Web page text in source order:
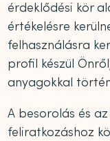
érdeklődési kör
értékelésre
felhasználásra
profil készül
anyagokkal
A besorolás és
feliratkozáshoz